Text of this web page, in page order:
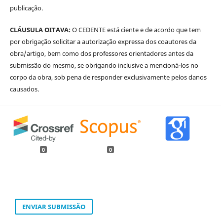
publicação.
CLÁUSULA OITAVA:O CEDENTE está ciente e de acordo que tem
por obrigação solicitar a autorização expressa dos coautores da
obra/artigo, bem como dos professores orientadores antes da
submissão do mesmo, se obrigando inclusive a mencioná-los no
corpo da obra, sob pena de responder exclusivamente pelos danos
causados.
0 0
ENVIAR SUBMISSÃO